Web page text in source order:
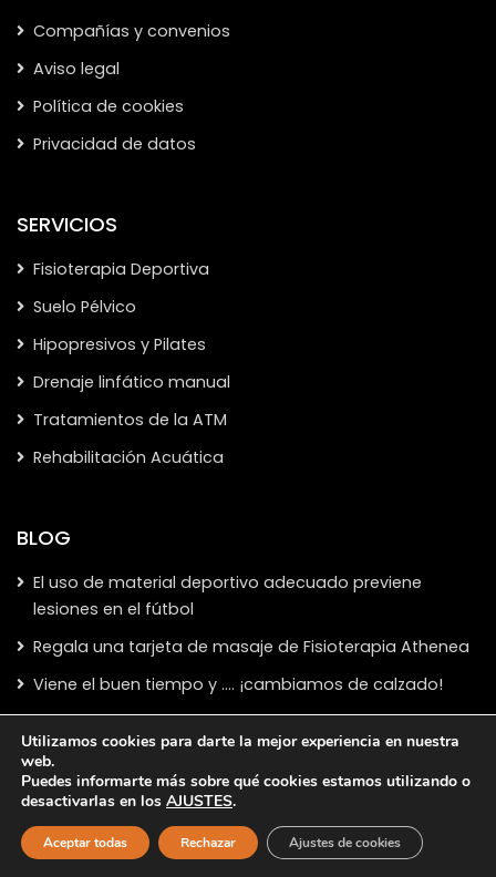
Compañías y convenios
Aviso legal
Política de cookies
Privacidad de datos
SERVICIOS
Fisioterapia Deportiva
Suelo Pélvico
Hipopresivos y Pilates
Drenaje linfático manual
Tratamientos de la ATM
Rehabilitación Acuática
BLOG
El uso de material deportivo adecuado previene
lesiones en el fútbol
Regala una tarjeta de masaje de Fisioterapia Athenea
Viene el buen tiempo y …. ¡cambiamos de calzado!
Copyright 2024,Clínica de Fisioterapia en Talavera de la
Reina
Utilizamos cookies para darte la mejor experiencia en nuestra
web.
Puedes informarte más sobre qué cookies estamos utilizando o
desactivarlas en los AJUSTES.
Aceptar todas Rechazar Ajustes de cookies